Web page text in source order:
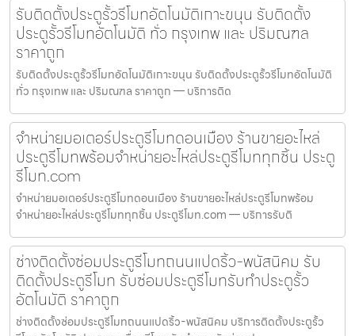
รับติดตั้งประตูรั้วรีโมทอัตโนมัติเกาะขนุน รับติดตั้ง
ประตูรั้วรีโมทอัตโนมัติ ทั่ว กรุงเทพ และ ปริมณฑล
ราคาถูก
รับติดตั้งประตูรั้วรีโมทอัตโนมัติเกาะขนุน รับติดตั้งประตูรั้วรีโมทอัตโนมัติ
ทั่ว กรุงเทพ และ ปริมณฑล ราคาถูก — บริการติด
จำหน่ายมอเตอร์ประตูรีโมทดอนเมือง ร้านขายอะไหล่
ประตูรีโมทพร้อมจำหน่ายอะไหล่ประตูรีโมททุกชิ้น ประตู
รีโมท.com
จำหน่ายมอเตอร์ประตูรีโมทดอนเมือง ร้านขายอะไหล่ประตูรีโมทพร้อม
จำหน่ายอะไหล่ประตูรีโมททุกชิ้น ประตูรีโมท.com — บริการรับติ
ช่างติดตั้งซ่อมประตูรีโมทถนนแปดริ้ว-พนัสนิคม รับ
ติดตั้งประตูรีโมท รับซ่อมประตูรีโมทรับทำประตูรั้ว
อัตโนมัติ ราคาถูก
ช่างติดตั้งซ่อมประตูรีโมทถนนแปดริ้ว-พนัสนิคม บริการติดตั้งประตูรั้ว